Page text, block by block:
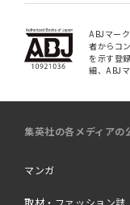
ABJマー
者からコ
を示す登
細、ABJ
集英社の各メディアの
マンガ